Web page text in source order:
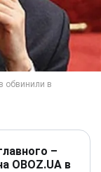
–
OBOZ.UA в